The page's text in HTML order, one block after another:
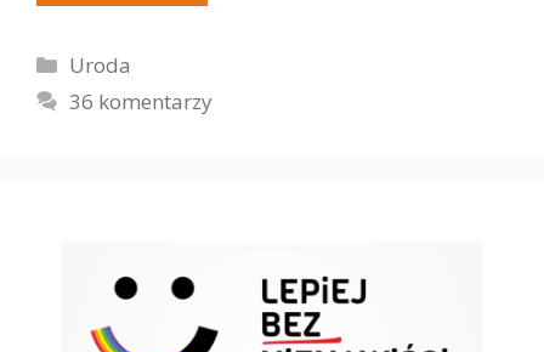
Kategorie
Uroda
36 komentarzy